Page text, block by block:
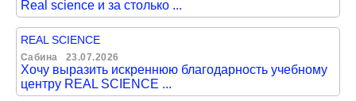
Real science и за столько ...
REAL SCIENCE
Сабина 23.07.2026
Хочу выразить искреннюю благодарность учебному
центру REAL SCIENCE ...